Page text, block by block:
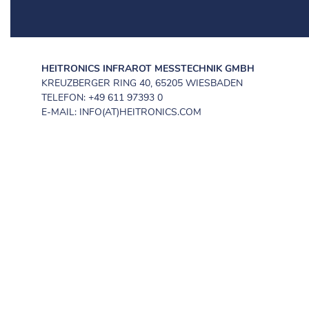
HEITRONICS INFRAROT MESSTECHNIK GMBH
KREUZBERGER RING 40, 65205 WIESBADEN
TELEFON: +49 611 97393 0
E-MAIL: INFO(AT)HEITRONICS.COM